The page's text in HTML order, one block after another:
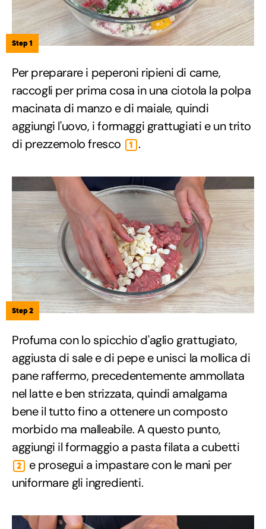
Step 1
Per preparare i peperoni ripieni di carne,
raccogli per prima cosa in una ciotola la polpa
macinata di manzo e di maiale, quindi
aggiungi l'uovo, i formaggi grattugiati e un trito
di prezzemolo fresco
1 .
Step 2
Profuma con lo spicchio d'aglio grattugiato,
aggiusta di sale e di pepe e unisci la mollica di
pane raffermo, precedentemente ammollata
nel latte e ben strizzata, quindi amalgama
bene il tutto fino a ottenere un composto
morbido ma malleabile. A questo punto,
aggiungi il formaggio a pasta filata a cubetti
2
e prosegui a impastare con le mani per
uniformare gli ingredienti.